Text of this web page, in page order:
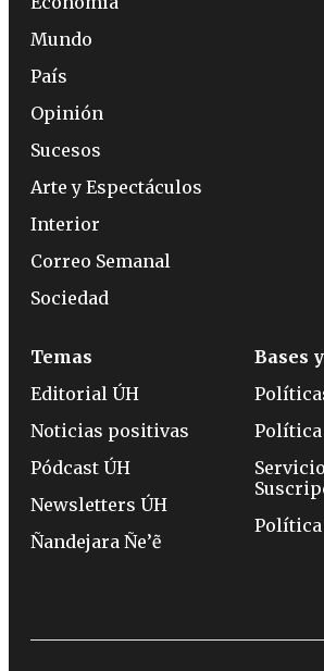
Mundo
País
Opinión
Sucesos
Arte y Espectáculos
Interior
Correo Semanal
Sociedad
Temas
Editorial ÚH
Noticias positivas
Pódcast ÚH
Newsletters ÚH
Ñandejara Ñe’ẽ
Bases
Política
Política